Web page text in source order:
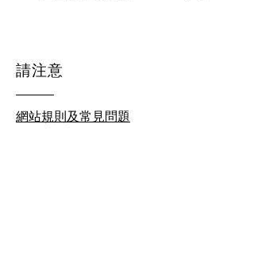
請注意
網站規則及常見問題